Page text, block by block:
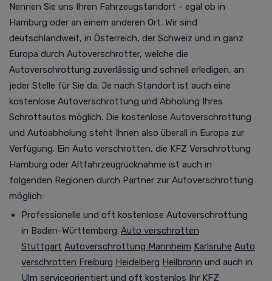
Nennen Sie uns Ihren Fahrzeugstandort - egal ob in
Hamburg oder an einem anderen Ort. Wir sind
deutschlandweit, in Österreich, der Schweiz und in ganz
Europa durch Autoverschrotter, welche die
Autoverschrottung zuverlässig und schnell erledigen, an
jeder Stelle für Sie da. Je nach Standort ist auch eine
kostenlose Autoverschrottung und Abholung Ihres
Schrottautos möglich. Die kostenlose Autoverschrottung
und Autoabholung steht Ihnen also überall in Europa zur
Verfügung. Ein Auto verschrotten, die KFZ Verschrottung
Hamburg oder Altfahrzeugrücknahme ist auch in
folgenden Regionen durch Partner zur Autoverschrottung
möglich:
Professionelle und oft kostenlose Autoverschrottung
in Baden-Württemberg: Auto verschrotten
Stuttgart Autoverschrottung Mannheim Karlsruhe Auto
verschrotten Freiburg Heidelberg Heilbronn und auch in
Ulm serviceorientiert und oft kostenlos Ihr KFZ